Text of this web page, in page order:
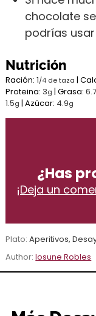
chocolate
podrías
Nutrición
Ración:1/4 de taza |
Proteina: 3g |Grasa:6.7
1.5g |Azúcar: 4.9g
¿Has
¡Deja un
Plato:Aperitivos,
Author:Iosune Robles